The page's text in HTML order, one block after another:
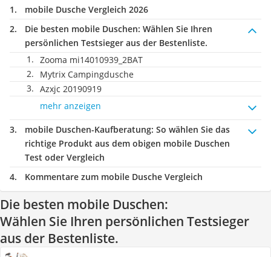
mobile Dusche Vergleich 2026
Die besten mobile Duschen: Wählen Sie Ihren
persönlichen Testsieger aus der Bestenliste.
Zooma mi14010939_2BAT
Mytrix Campingdusche
Azxjc 20190919
mehr anzeigen
mobile Duschen-Kaufberatung: So wählen Sie das
richtige Produkt aus dem obigen mobile Duschen
Test oder Vergleich
Kommentare zum mobile Dusche Vergleich
Die besten mobile Duschen:
Wählen Sie Ihren persönlichen Testsieger
aus der Bestenliste.